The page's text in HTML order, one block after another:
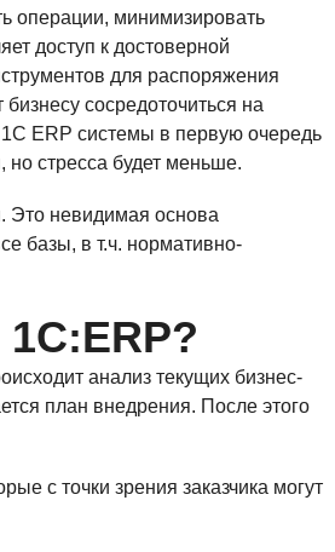
операции, минимизировать
доступ к достоверной
для распоряжения
сосредоточиться на
1C ERP системы в первую очередь
но стресса будет меньше.
Это невидимая основа
базы, в т.ч. нормативно-
анализ текущих бизнес-
план внедрения. После этого
с точки зрения заказчика могут